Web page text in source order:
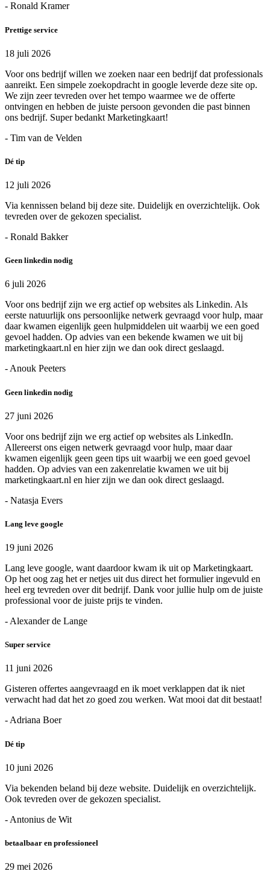
- Ronald Kramer
Prettige service
18 juli 2026
Voor ons bedrijf willen we zoeken naar een bedrijf dat professionals
aanreikt. Een simpele zoekopdracht in google leverde deze site op.
We zijn zeer tevreden over het tempo waarmee we de offerte
ontvingen en hebben de juiste persoon gevonden die past binnen
ons bedrijf. Super bedankt Marketingkaart!
- Tim van de Velden
Dé tip
12 juli 2026
Via kennissen beland bij deze site. Duidelijk en overzichtelijk. Ook
tevreden over de gekozen specialist.
- Ronald Bakker
Geen linkedin nodig
6 juli 2026
Voor ons bedrijf zijn we erg actief op websites als Linkedin. Als
eerste natuurlijk ons persoonlijke netwerk gevraagd voor hulp, maar
daar kwamen eigenlijk geen hulpmiddelen uit waarbij we een goed
gevoel hadden. Op advies van een bekende kwamen we uit bij
marketingkaart.nl en hier zijn we dan ook direct geslaagd.
- Anouk Peeters
Geen linkedin nodig
27 juni 2026
Voor ons bedrijf zijn we erg actief op websites als LinkedIn.
Allereerst ons eigen netwerk gevraagd voor hulp, maar daar
kwamen eigenlijk geen geen tips uit waarbij we een goed gevoel
hadden. Op advies van een zakenrelatie kwamen we uit bij
marketingkaart.nl en hier zijn we dan ook direct geslaagd.
- Natasja Evers
Lang leve google
19 juni 2026
Lang leve google, want daardoor kwam ik uit op Marketingkaart.
Op het oog zag het er netjes uit dus direct het formulier ingevuld en
heel erg tevreden over dit bedrijf. Dank voor jullie hulp om de juiste
professional voor de juiste prijs te vinden.
- Alexander de Lange
Super service
11 juni 2026
Gisteren offertes aangevraagd en ik moet verklappen dat ik niet
verwacht had dat het zo goed zou werken. Wat mooi dat dit bestaat!
- Adriana Boer
Dé tip
10 juni 2026
Via bekenden beland bij deze website. Duidelijk en overzichtelijk.
Ook tevreden over de gekozen specialist.
- Antonius de Wit
betaalbaar en professioneel
29 mei 2026